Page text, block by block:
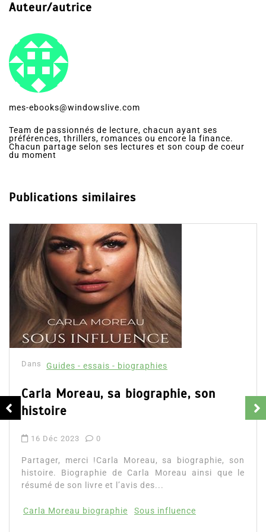
Auteur/autrice
mes-ebooks@windowslive.com
Team de passionnés de lecture, chacun ayant ses
préférences, thrillers, romances ou encore la finance.
Chacun partage selon ses lectures et son coup de coeur
du moment
Publications similaires
Dans Guides - essais - biographies
Carla Moreau, sa biographie, son
histoire
16 Déc 2023 0
Partager, merci !Carla Moreau, sa biographie, son
histoire. Biographie de Carla Moreau ainsi que le
résumé de son livre et l’avis des...
Carla Moreau biographie Sous influence